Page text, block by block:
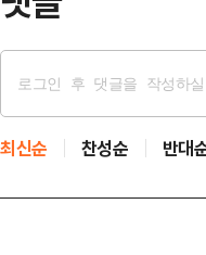
최신순 찬성순 반대